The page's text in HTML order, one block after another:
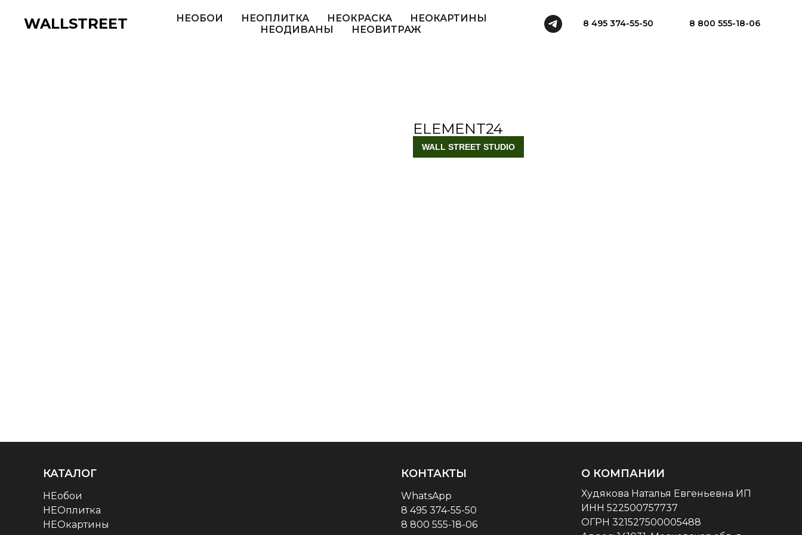
WALLSTREET НЕОБОИ НЕОПЛИТКА НЕОКРАСКА
НЕОКАРТИНЫ
НЕОДИВАНЫ
НЕОВИТРАЖ
8 495 374-55-50 8 800 555-18-06
ELEMENT24
WALL STREET STUDIO
КАТАЛОГ
НЕобои
НЕОплитка
НЕОкартины
КОНТАКТЫ
WhatsApp
8 495 374-55-50
8 800 555-18-06
Худякова Наталья Евгеньевна ИП
ИНН 522500757737
ОГРН 321527500005488
О КОМПАНИИ